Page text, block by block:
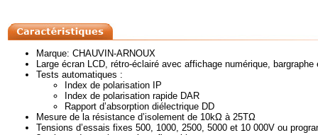
Marque: CHAUVIN-ARNOUX
Large écran LCD, rétro-éclairé avec affichage numérique,
Tests automatiques :
Index de polarisation IP
Index de polarisation rapide DAR
Rapport d’absorption diélectrique DD
Mesure de la résistance d’isolement de 10kΩ à 25TΩ
Tensions d’essais fixes 500, 1000, 2500, 5000 et 10 000V ou